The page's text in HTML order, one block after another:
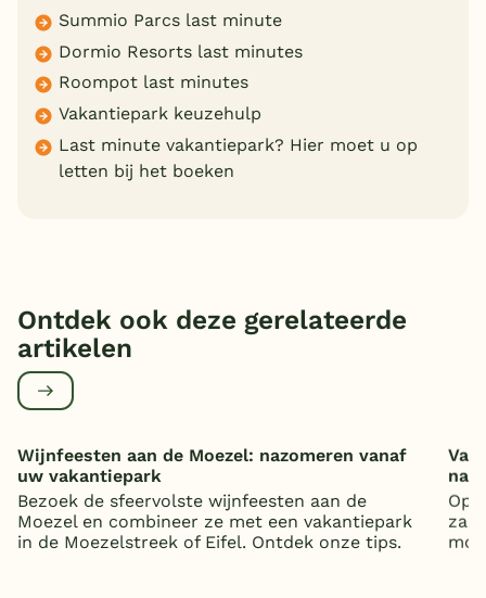
Summio Parcs last minute
Dormio Resorts last minutes
Roompot last minutes
Vakantiepark keuzehulp
Last minute vakantiepark? Hier moet u op
letten bij het boeken
Ontdek ook deze gerelateerde
artikelen
Wijnfeesten aan de Moezel: nazomeren vanaf
uw vakantiepark
Bezoek de sfeervolste wijnfeesten aan de
Moezel en combineer ze met een vakantiepark
in de Moezelstreek of Eifel. Ontdek onze tips.
Op